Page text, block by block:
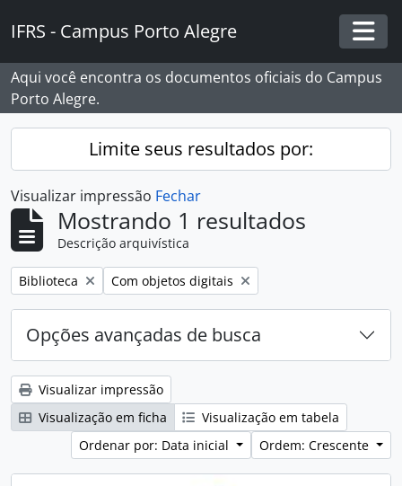
IFRS - Campus Porto Alegre
Aqui você encontra os documentos oficiais do Campus
Porto Alegre.
Limite seus resultados por:
Visualizar impressão Fechar
Mostrando 1 resultados
Descrição arquivística
Remover filtro:
Biblioteca Remover filtro:
Com objetos digitais
Opções avançadas de busca
Visualizar impressão
Visualização em ficha
Visualização em tabela
Ordenar por: Data inicial
Ordem: Crescente